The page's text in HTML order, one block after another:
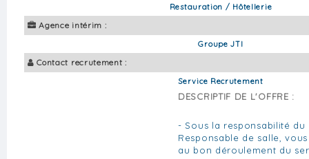
Restauration / Hôtellerie
Agence intérim :
Groupe JTI
Contact recrutement :
Service Recrutement
DESCRIPTIF DE L'OFFRE :
- Sous la responsabilité
Responsable de salle,
au bon déroulement du